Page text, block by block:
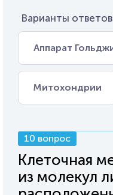
Варианты
Аппарат
Митохондрии
10 вопрос
Клеточная
из молекул